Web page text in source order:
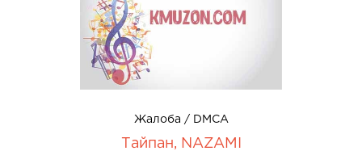
Жалоба / DMCA
Тайпан, NAZAMI